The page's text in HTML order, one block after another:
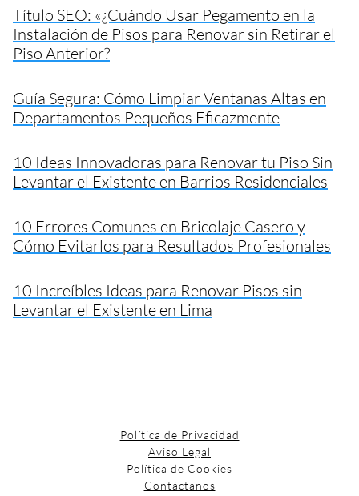
Título SEO: «¿Cuándo Usar Pegamento en la
Instalación de Pisos para Renovar sin Retirar el
Piso Anterior?
Guía Segura: Cómo Limpiar Ventanas Altas en
Departamentos Pequeños Eficazmente
10 Ideas Innovadoras para Renovar tu Piso Sin
Levantar el Existente en Barrios Residenciales
10 Errores Comunes en Bricolaje Casero y
Cómo Evitarlos para Resultados Profesionales
10 Increíbles Ideas para Renovar Pisos sin
Levantar el Existente en Lima
Política de Privacidad
Aviso Legal
Política de Cookies
Contáctanos